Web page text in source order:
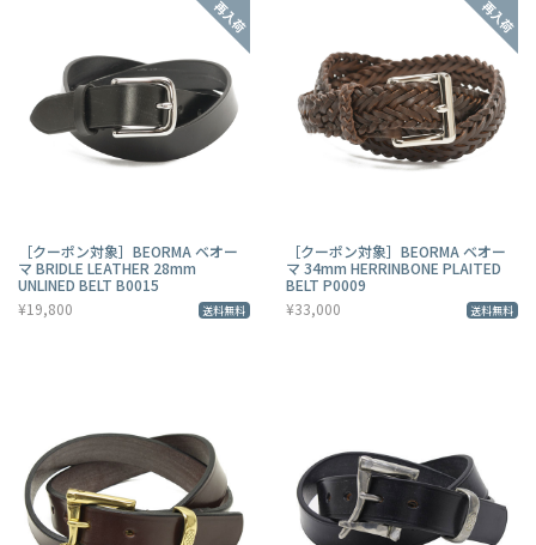
［クーポン対象］BEORMA ベオー
マ BRIDLE LEATHER 28mm
UNLINED BELT B0015
¥19,800
送料無料
［クーポン対象］BEORMA ベオー
マ 34mm HERRINBONE PLAITED
BELT P0009
¥33,000
送料無料